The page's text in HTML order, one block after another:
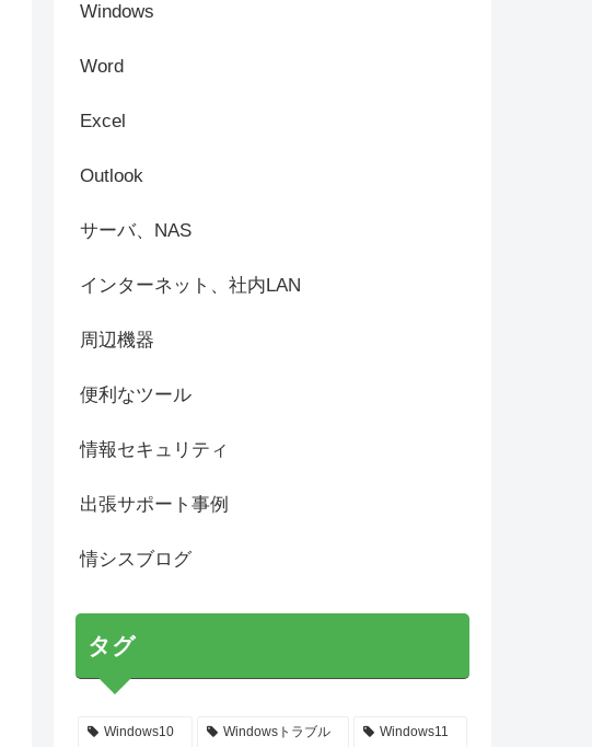
Windows
Word
Excel
Outlook
サーバ、NAS
インターネット、社内LAN
周辺機器
便利なツール
情報セキュリティ
出張サポート事例
情シスブログ
タグ
Windows10 Windowsトラブル Windows11